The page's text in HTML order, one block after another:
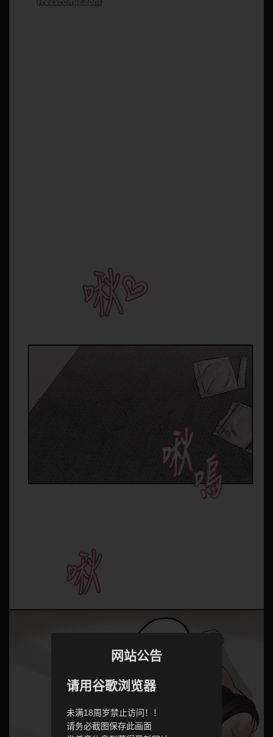
网站公告
请用谷歌浏览器
未满18周岁禁止访问！！
请务必截图保存此画面